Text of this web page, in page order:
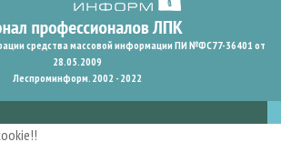
средства массовой информации ПИ №ФС77-36401 от
28.05.2009
Леспроминформ. 2002 - 2022